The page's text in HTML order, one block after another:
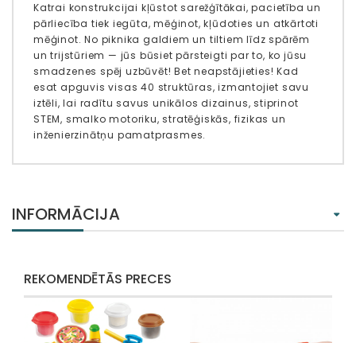
Katrai konstrukcijai kļūstot sarežģītākai, pacietība un
pārliecība tiek iegūta, mēģinot, kļūdoties un atkārtoti
mēģinot. No piknika galdiem un tiltiem līdz spārēm
un trijstūriem — jūs būsiet pārsteigti par to, ko jūsu
smadzenes spēj uzbūvēt! Bet neapstājieties! Kad
esat apguvis visas 40 struktūras, izmantojiet savu
iztēli, lai radītu savus unikālos dizainus, stiprinot
STEM, smalko motoriku, stratēģiskās, fizikas un
inženierzinātņu pamatprasmes.
INFORMĀCIJA
REKOMENDĒTĀS PRECES